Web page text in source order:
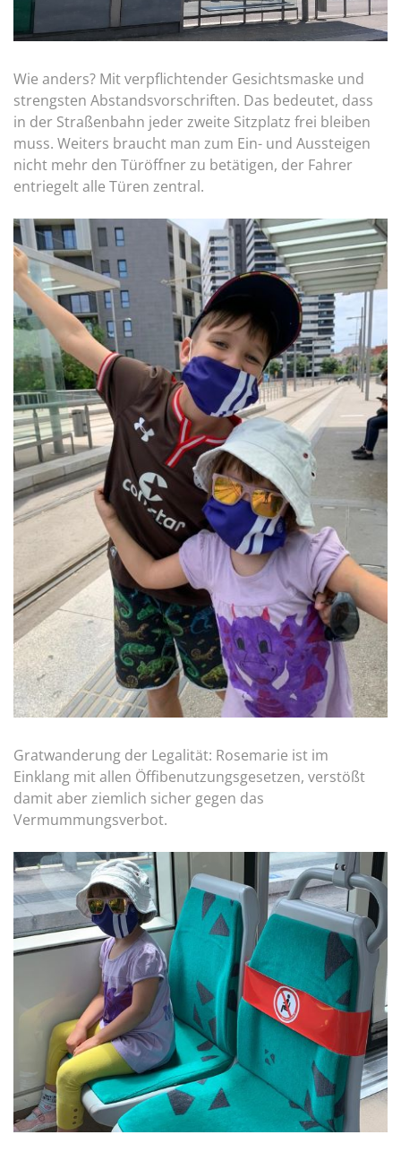
Wie anders? Mit verpflichtender Gesichtsmaske und
strengsten Abstandsvorschriften. Das bedeutet, dass
in der Straßenbahn jeder zweite Sitzplatz frei bleiben
muss. Weiters braucht man zum Ein- und Aussteigen
nicht mehr den Türöffner zu betätigen, der Fahrer
entriegelt alle Türen zentral.
Gratwanderung der Legalität: Rosemarie ist im
Einklang mit allen Öffibenutzungsgesetzen, verstößt
damit aber ziemlich sicher gegen das
Vermummungsverbot.